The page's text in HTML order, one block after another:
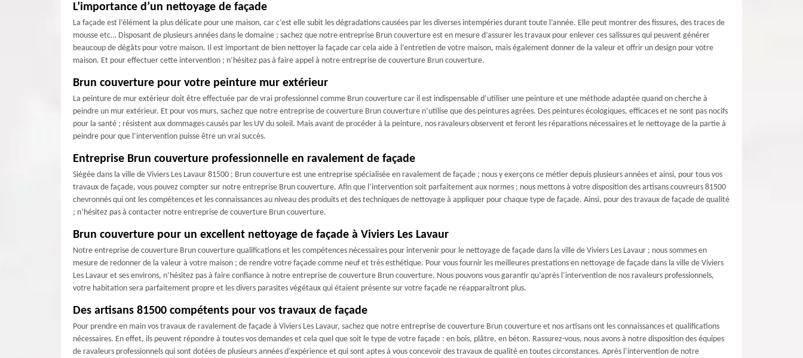
L’importance d’un nettoyage de façade
La façade est l’élément la plus délicate pour une maison, car c’est elle subit les dégradations causées par les diverses intempéries durant toute l’année. Elle peut montrer des fissures, des traces de
mousse etc… Disposant de plusieurs années dans le domaine ; sachez que notre entreprise Brun couverture est en mesure d’assurer les travaux pour enlever ces salissures qui peuvent générer
beaucoup de dégâts pour votre maison. Il est important de bien nettoyer la façade car cela aide à l’entretien de votre maison, mais également donner de la valeur et offrir un design pour votre
maison. Et pour effectuer cette intervention ; n’hésitez pas à faire appel à notre entreprise de couverture Brun couverture.
Brun couverture pour votre peinture mur extérieur
La peinture de mur extérieur doit être effectuée par de vrai professionnel comme Brun couverture car il est indispensable d’utiliser une peinture et une méthode adaptée quand on cherche à
peindre un mur extérieur. Et pour vos murs, sachez que notre entreprise de couverture Brun couverture n’utilise que des peintures agrées. Des peintures écologiques, efficaces et ne sont pas nocifs
pour la santé ; résistent aux dommages causés par les UV du soleil. Mais avant de procéder à la peinture, nos ravaleurs observent et feront les réparations nécessaires et le nettoyage de la partie à
peindre pour que l’intervention puisse être un vrai succès.
Entreprise Brun couverture professionnelle en ravalement de façade
Siégée dans la ville de Viviers Les Lavaur 81500 ; Brun couverture est une entreprise spécialisée en ravalement de façade ; nous y exerçons ce métier depuis plusieurs années et ainsi, pour tous vos
travaux de façade, vous pouvez compter sur notre entreprise Brun couverture. Afin que l’intervention soit parfaitement aux normes ; nous mettons à votre disposition des artisans couvreurs 81500
chevronnés qui ont les compétences et les connaissances au niveau des produits et des techniques de nettoyage à appliquer pour chaque type de façade. Ainsi, pour des travaux de façade de qualité
; n’hésitez pas à contacter notre entreprise de couverture Brun couverture.
Brun couverture pour un excellent nettoyage de façade à Viviers Les Lavaur
Notre entreprise de couverture Brun couverture qualifications et les compétences nécessaires pour intervenir pour le nettoyage de façade dans la ville de Viviers Les Lavaur ; nous sommes en
mesure de redonner de la valeur à votre maison ; de rendre votre façade comme neuf et très esthétique. Pour vous fournir les meilleures prestations en nettoyage de façade dans la ville de Viviers
Les Lavaur et ses environs, n’hésitez pas à faire confiance à notre entreprise de couverture Brun couverture. Nous pouvons vous garantir qu’après l’intervention de nos ravaleurs professionnels,
votre habitation sera parfaitement propre et les divers parasites végétaux qui étaient présente sur votre façade ne réapparaîtront plus.
Des artisans 81500 compétents pour vos travaux de façade
Pour prendre en main vos travaux de ravalement de façade à Viviers Les Lavaur, sachez que notre entreprise de couverture Brun couverture et nos artisans ont les connaissances et qualifications
nécessaires. En effet, ils peuvent répondre à toutes vos demandes et cela quel que soit le type de votre façade : en bois, plâtre, en béton. Rassurez-vous, nous avons à notre disposition des équipes
de ravaleurs professionnels qui sont dotées de plusieurs années d’expérience et qui sont aptes à vous concevoir des travaux de qualité en toutes circonstances. Après l’intervention de notre